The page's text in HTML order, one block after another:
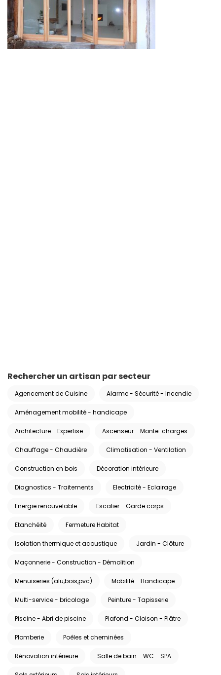
Rechercher un artisan par secteur
Agencement de Cuisine Alarme - Sécurité - Incendie
Aménagement mobilité - handicape
Architecture - Expertise Ascenseur - Monte-charges
Chauffage - Chaudière Climatisation - Ventilation
Construction en bois Décoration intérieure
Diagnostics - Traitements Electricité - Eclairage
Energie renouvelable Escalier - Garde corps
Etanchéité Fermeture Habitat
Isolation thermique et acoustique Jardin - Clôture
Maçonnerie - Construction - Démolition
Menuiseries (alu,bois,pvc) Mobilité - Handicape
Multi-service - bricolage Peinture - Tapisserie
Piscine - Abri de piscine Plafond - Cloison - Plâtre
Plomberie Poêles et cheminées
Rénovation intérieure Salle de bain - WC - SPA